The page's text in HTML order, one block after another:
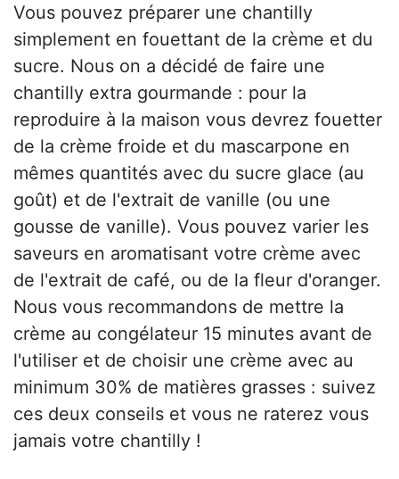
Vous pouvez préparer une chantilly
simplement en fouettant de la crème et du
sucre. Nous on a décidé de faire une
chantilly extra gourmande : pour la
reproduire à la maison vous devrez fouetter
de la crème froide et du mascarpone en
mêmes quantités avec du sucre glace (au
goût) et de l'extrait de vanille (ou une
gousse de vanille). Vous pouvez varier les
saveurs en aromatisant votre crème avec
de l'extrait de café, ou de la fleur d'oranger.
Nous vous recommandons de mettre la
crème au congélateur 15 minutes avant de
l'utiliser et de choisir une crème avec au
minimum 30% de matières grasses : suivez
ces deux conseils et vous ne raterez vous
jamais votre chantilly !